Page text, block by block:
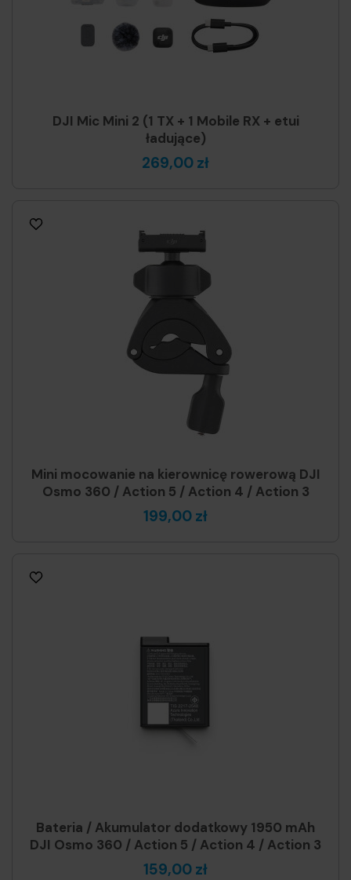
DJI Mic Mini 2 (1 TX + 1 Mobile RX + etui
ładujące)
269,00 zł
Mini mocowanie na kierownicę rowerową DJI
Osmo 360 / Action 5 / Action 4 / Action 3
199,00 zł
Bateria / Akumulator dodatkowy 1950 mAh
DJI Osmo 360 / Action 5 / Action 4 / Action 3
159,00 zł